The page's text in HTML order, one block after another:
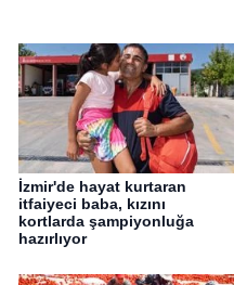
İzmir'de hayat kurtaran
itfaiyeci baba, kızını
kortlarda şampiyonluğa
hazırlıyor